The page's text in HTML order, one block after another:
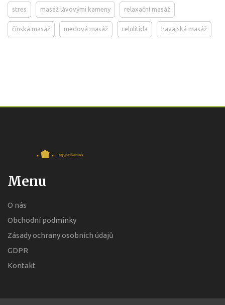
stres masáž lávovými kameny relaxační masáž
čínská masáž medová masáž celulitida havajská masáž
Menu
O nás
Obchodní podmínky
Zásady ochrany osobních údajů
GDPR
Kontakt